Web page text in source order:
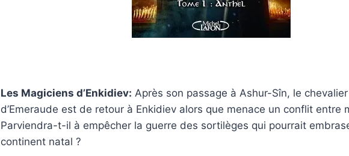
Les Magiciens d’Enkidiev: Après son passage à Ashur-Sîn, le
d’Emeraude est de retour à Enkidiev alors que menace un conflit entre
Parviendra-t-il à empêcher la guerre des sortilèges qui pourrait
continent natal ?